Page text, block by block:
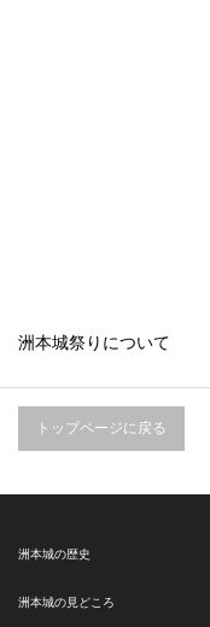
洲本城祭りについて
トップページに戻る
洲本城の歴史
洲本城の見どころ